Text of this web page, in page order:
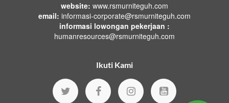
website: www.rsmurniteguh.com
email: informasi-corporate@rsmurniteguh.com
informasi lowongan pekerjaan :
humanresources@rsmurniteguh.com
Ikuti Kami